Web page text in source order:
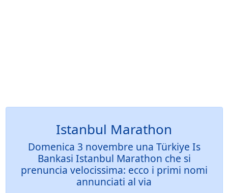
Istanbul Marathon
Domenica 3 novembre una Türkiye Is
Bankasi Istanbul Marathon che si
prenuncia velocissima: ecco i primi nomi
annunciati al via